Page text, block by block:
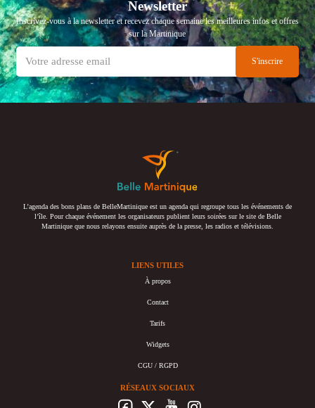
Newsletter
Inscrivez-vous à la newsletter et recevez chaque semaine les meilleures infos et offres
sur la Martinique
L’agenda des bons plans de BelleMartinique est un agenda qui regroupe tous les événements de
l’île. Pour chaque événement les organisateurs publient leurs soirées sur le site de Belle
Martinique que nous relayons ensuite auprès de la presse, les radios et télévisions.
LIENS UTILES
À propos
Contact
Tarifs
Widgets
CGU / RGPD
RÉSEAUX SOCIAUX